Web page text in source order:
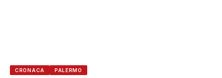
CRONACA PALERMO